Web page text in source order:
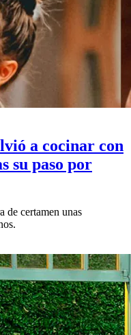
a cocinar con
su paso por
de certamen unas